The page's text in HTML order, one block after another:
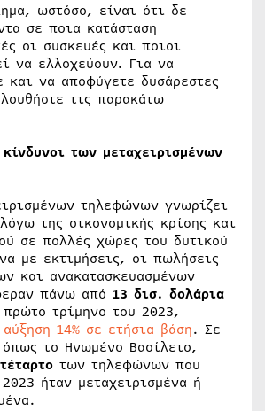
ωστόσο, είναι ότι δε
σε ποια κατάσταση
οι συσκευές και ποιοι
να ελλοχεύουν. Για να
και να αποφύγετε δυσάρεστες
τις παρακάτω
των μεταχειρισμένων
τηλεφώνων γνωρίζει
της οικονομικής κρίσης και
σε πολλές χώρες του δυτικού
με εκτιμήσεις, οι πωλήσεις
και ανακατασκευασμένων
πάνω από 13 δισ. δολάρια
τρίμηνο του 2023,
αύξηση 14% σε ετήσια βάση. Σε
το Ηνωμένο Βασίλειο,
των τηλεφώνων που
ήταν μεταχειρισμένα ή